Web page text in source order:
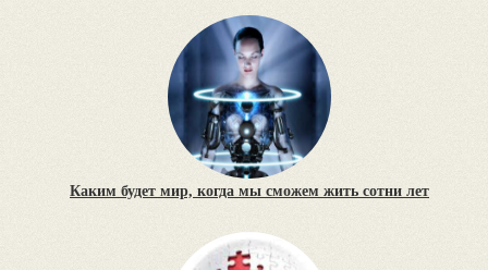
Каким будет мир, когда мы сможем жить сотни лет